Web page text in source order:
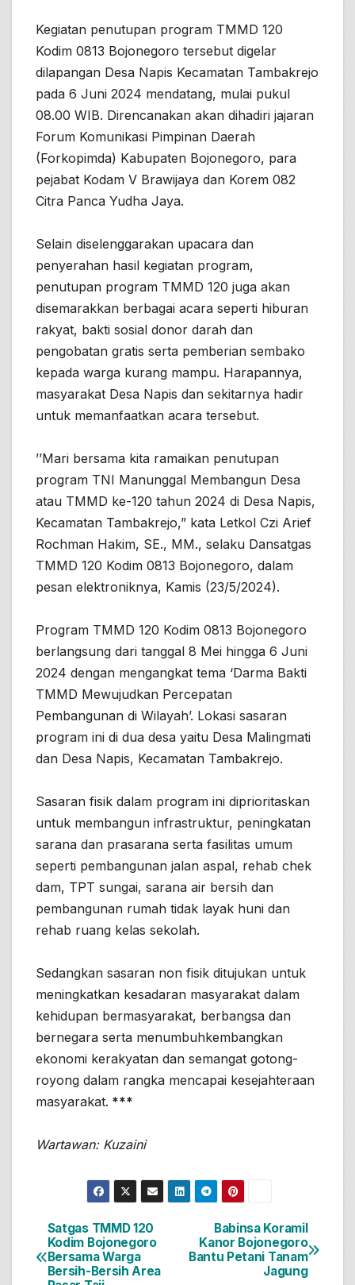
Kegiatan penutupan program TMMD 120
Kodim 0813 Bojonegoro tersebut digelar
dilapangan Desa Napis Kecamatan Tambakrejo
pada 6 Juni 2024 mendatang, mulai pukul
08.00 WIB. Direncanakan akan dihadiri jajaran
Forum Komunikasi Pimpinan Daerah
(Forkopimda) Kabupaten Bojonegoro, para
pejabat Kodam V Brawijaya dan Korem 082
Citra Panca Yudha Jaya.
Selain diselenggarakan upacara dan
penyerahan hasil kegiatan program,
penutupan program TMMD 120 juga akan
disemarakkan berbagai acara seperti hiburan
rakyat, bakti sosial donor darah dan
pengobatan gratis serta pemberian sembako
kepada warga kurang mampu. Harapannya,
masyarakat Desa Napis dan sekitarnya hadir
untuk memanfaatkan acara tersebut.
’’Mari bersama kita ramaikan penutupan
program TNI Manunggal Membangun Desa
atau TMMD ke-120 tahun 2024 di Desa Napis,
Kecamatan Tambakrejo,” kata Letkol Czi Arief
Rochman Hakim, SE., MM., selaku Dansatgas
TMMD 120 Kodim 0813 Bojonegoro, dalam
pesan elektroniknya, Kamis (23/5/2024).
Program TMMD 120 Kodim 0813 Bojonegoro
berlangsung dari tanggal 8 Mei hingga 6 Juni
2024 dengan mengangkat tema ‘Darma Bakti
TMMD Mewujudkan Percepatan
Pembangunan di Wilayah’. Lokasi sasaran
program ini di dua desa yaitu Desa Malingmati
dan Desa Napis, Kecamatan Tambakrejo.
Sasaran fisik dalam program ini diprioritaskan
untuk membangun infrastruktur, peningkatan
sarana dan prasarana serta fasilitas umum
seperti pembangunan jalan aspal, rehab chek
dam, TPT sungai, sarana air bersih dan
pembangunan rumah tidak layak huni dan
rehab ruang kelas sekolah.
Sedangkan sasaran non fisik ditujukan untuk
meningkatkan kesadaran masyarakat dalam
kehidupan bermasyarakat, berbangsa dan
bernegara serta menumbuhkembangkan
ekonomi kerakyatan dan semangat gotong-
royong dalam rangka mencapai kesejahteraan
masyarakat. ***
Wartawan: Kuzaini
Navigasi
pos
Babinsa Koramil
Kanor Bojonegoro
Bantu Petani Tanam
Jagung
Satgas TMMD 120
Kodim Bojonegoro
Bersama Warga
Bersih-Bersih Area